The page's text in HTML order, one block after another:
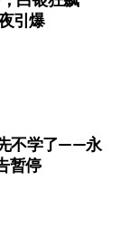
引爆
不学了——永
暂停